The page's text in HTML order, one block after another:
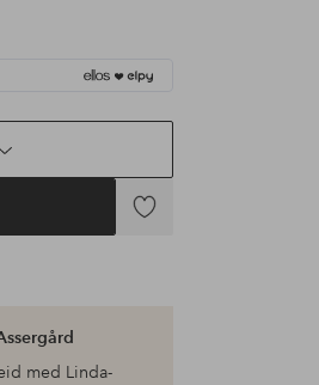
Legg
med Linda-